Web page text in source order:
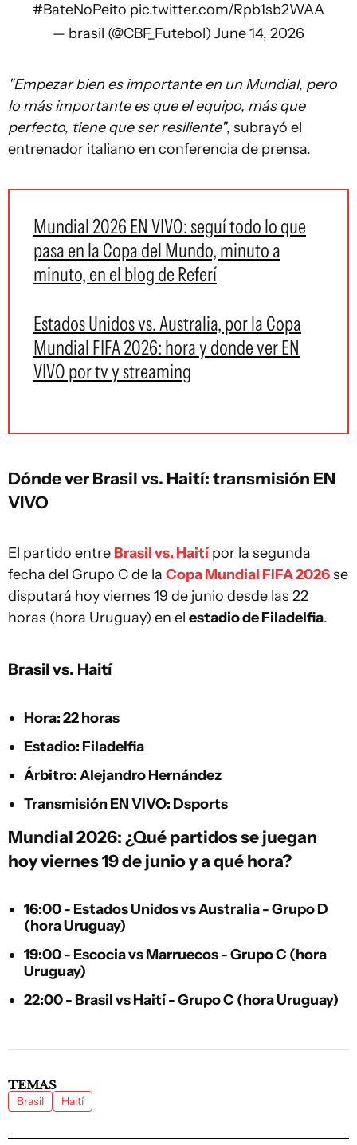
#BateNoPeito pic.twitter.com/Rpb1sb2WAA
— brasil (@CBF_Futebol) June 14, 2026
"Empezar bien es importante en un Mundial, pero
lo más importante es que el equipo, más que
perfecto, tiene que ser resiliente", subrayó el
entrenador italiano en conferencia de prensa.
Mundial 2026 EN VIVO: seguí todo lo que
pasa en la Copa del Mundo, minuto a
minuto, en el blog de Referí
Estados Unidos vs. Australia, por la Copa
Mundial FIFA 2026: hora y donde ver EN
VIVO por tv y streaming
Dónde ver Brasil vs. Haití: transmisión EN
VIVO
El partido entre Brasil vs. Haitípor la segunda
fecha del Grupo C de la Copa Mundial FIFA 2026se
disputará hoy viernes 19 de junio desde las 22
horas (hora Uruguay) en el estadio de Filadelfia.
Brasil vs. Haití
Hora: 22 horas
Estadio: Filadelfia
Árbitro: Alejandro Hernández
Transmisión EN VIVO: Dsports
Mundial 2026: ¿Qué partidos se juegan
hoy viernes 19 de junio y a qué hora?
16:00 - Estados Unidos vs Australia - Grupo D
(hora Uruguay)
19:00 - Escocia vs Marruecos - Grupo C (hora
Uruguay)
22:00 - Brasil vs Haití - Grupo C (hora Uruguay)
TEMAS
Brasil Haití